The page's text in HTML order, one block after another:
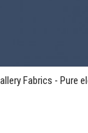
Fabrics - Pure